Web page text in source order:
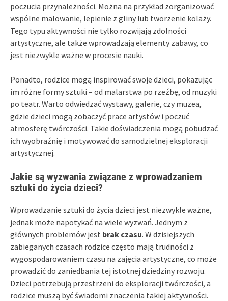
poczucia przynależności. Można na przykład zorganizować
wspólne malowanie, lepienie z gliny lub tworzenie kolaży.
Tego typu aktywności nie tylko rozwijają zdolności
artystyczne, ale także wprowadzają elementy zabawy, co
jest niezwykle ważne w procesie nauki.
Ponadto, rodzice mogą inspirować swoje dzieci, pokazując
im różne formy sztuki – od malarstwa po rzeźbę, od muzyki
po teatr. Warto odwiedzać wystawy, galerie, czy muzea,
gdzie dzieci mogą zobaczyć prace artystów i poczuć
atmosferę twórczości. Takie doświadczenia mogą pobudzać
ich wyobraźnię i motywować do samodzielnej eksploracji
artystycznej.
Jakie są wyzwania związane z wprowadzaniem
sztuki do życia dzieci?
Wprowadzanie sztuki do życia dzieci jest niezwykle ważne,
jednak może napotykać na wiele wyzwań. Jednym z
głównych problemów jest brak czasu. W dzisiejszych
zabieganych czasach rodzice często mają trudności z
wygospodarowaniem czasu na zajęcia artystyczne, co może
prowadzić do zaniedbania tej istotnej dziedziny rozwoju.
Dzieci potrzebują przestrzeni do eksploracji twórczości, a
rodzice muszą być świadomi znaczenia takiej aktywności.